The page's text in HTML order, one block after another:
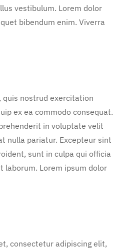
vestibulum. Lorem dolor
bibendum enim. Viverra
quis nostrud exercitation
ex ea commodo consequat.
in voluptate velit
nulla pariatur. Excepteur sint
sunt in culpa qui officia
laborum. Lorem ipsum dolor
consectetur adipiscing elit,